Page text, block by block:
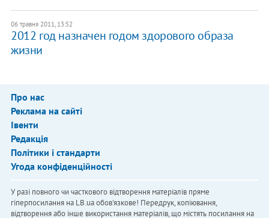
06 травня 2011, 13:52
2012 год назначен годом здорового образа
жизни
Про нас
Реклама на сайті
Івенти
Редакція
Політики і стандарти
Угода конфіденційності
У разі повного чи часткового відтворення матеріалів пряме
гіперпосилання на LB.ua обов'язкове! Передрук, копіювання,
відтворення або інше використання матеріалів, що містять посилання на